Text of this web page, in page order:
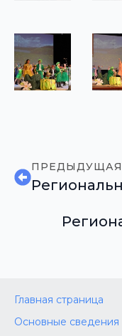
Главная страница
Основные сведения